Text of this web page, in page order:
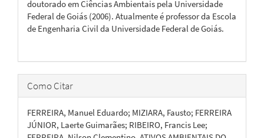
doutorado em Ciências Ambientais pela Universidade
Federal de Goiás (2006). Atualmente é professor da Escola
de Engenharia Civil da Universidade Federal de Goiás.
Como Citar
FERREIRA, Manuel Eduardo; MIZIARA, Fausto; FERREIRA
JÚNIOR, Laerte Guimarães; RIBEIRO, Francis Lee;